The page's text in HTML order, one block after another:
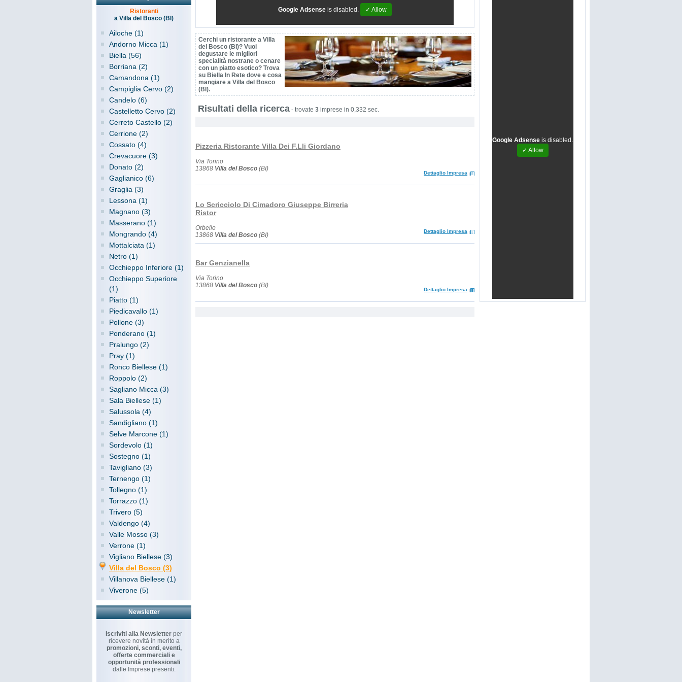
Ristoranti
a Villa del Bosco (BI)
Ailoche (1)
Andorno Micca (1)
Biella (56)
Borriana (2)
Camandona (1)
Campiglia Cervo (2)
Candelo (6)
Castelletto Cervo (2)
Cerreto Castello (2)
Cerrione (2)
Cossato (4)
Crevacuore (3)
Donato (2)
Gaglianico (6)
Graglia (3)
Lessona (1)
Magnano (3)
Masserano (1)
Mongrando (4)
Mottalciata (1)
Netro (1)
Occhieppo Inferiore (1)
Occhieppo Superiore
(1)
Piatto (1)
Piedicavallo (1)
Pollone (3)
Ponderano (1)
Pralungo (2)
Pray (1)
Ronco Biellese (1)
Roppolo (2)
Sagliano Micca (3)
Sala Biellese (1)
Salussola (4)
Sandigliano (1)
Selve Marcone (1)
Sordevolo (1)
Sostegno (1)
Tavigliano (3)
Ternengo (1)
Tollegno (1)
Torrazzo (1)
Trivero (5)
Valdengo (4)
Valle Mosso (3)
Verrone (1)
Vigliano Biellese (3)
Villa del Bosco (3)
Villanova Biellese (1)
Viverone (5)
Newsletter
Iscriviti alla Newsletter per
ricevere novità in merito a
promozioni, sconti, eventi,
offerte commerciali e
opportunità professionali
dalle Imprese presenti.
Google Adsense is disabled. ✓ Allow
Cerchi un ristorante a Villa
del Bosco (BI)? Vuoi
degustare le migliori
specialità nostrane o cenare
con un piatto esotico? Trova
su Biella In Rete dove e cosa
mangiare a Villa del Bosco
(BI).
Risultati della ricerca - trovate 3 imprese in 0,332 sec.
Pizzeria Ristorante Villa Dei F.Lli Giordano
Via Torino
13868 Villa del Bosco (BI)
Dettaglio Impresa
Lo Scricciolo Di Cimadoro Giuseppe Birreria
Ristor
Orbello
13868 Villa del Bosco (BI)
Dettaglio Impresa
Bar Genzianella
Via Torino
13868 Villa del Bosco (BI)
Dettaglio Impresa
Google Adsense is disabled.
✓ Allow